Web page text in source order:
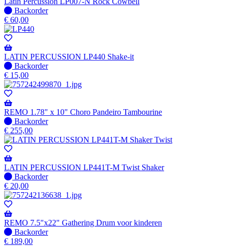
wanneer
beschikbaar
Niet
op
voorraad
-
Wordt
verzonden
wanneer
beschikbaar
Backorder
€ 60,00
LATIN PERCUSSION LP440 Shake-it
Niet
op
voorraad
-
Wordt
verzonden
wanneer
beschikbaar
Backorder
€ 15,00
REMO 1.78" x 10" Choro Pandeiro Tambourine
Niet
op
voorraad
-
Wordt
verzonden
wanneer
beschikbaar
Backorder
€ 255,00
LATIN PERCUSSION LP441T-M Twist Shaker
Niet
op
voorraad
-
Wordt
verzonden
wanneer
beschikbaar
Backorder
€ 20,00
REMO 7.5"x22" Gathering Drum voor kinderen
Niet
op
Backorder
€ 189,00